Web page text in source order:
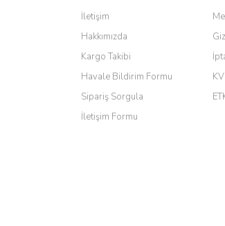
kamera ile 24 izlenmektedir
Barış Başaran | 04/07/2026
hızlı güvenli bir alışveriş oldu
Yalçın Kaya | 20/06/2026
İletişim
Hakkımızda
Kargo Takibi
Havale Bildirim Formu
Sipariş Sorgula
İletişim Formu